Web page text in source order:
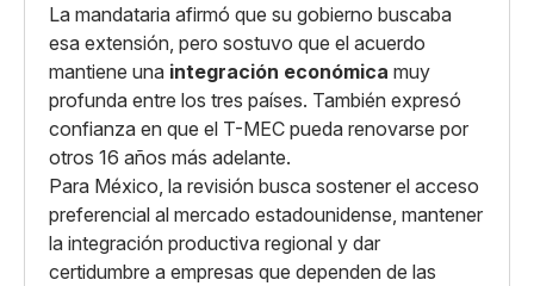
La mandataria afirmó que su gobierno buscaba
esa extensión, pero sostuvo que el acuerdo
mantiene una integración económica muy
profunda entre los tres países. También expresó
confianza en que el T-MEC pueda renovarse por
otros 16 años más adelante.
Para México, la revisión busca sostener el acceso
preferencial al mercado estadounidense, mantener
la integración productiva regional y dar
certidumbre a empresas que dependen de las